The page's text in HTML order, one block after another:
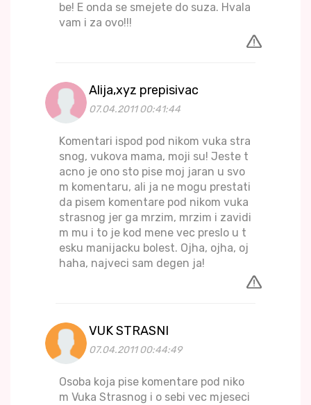
be! E onda se smejete do suza. Hvala
vam i za ovo!!!
Alija,xyz prepisivac
07.04.2011 00:41:44
Komentari ispod pod nikom vuka stra
snog, vukova mama, moji su! Jeste t
acno je ono sto pise moj jaran u svo
m komentaru, ali ja ne mogu prestati
da pisem komentare pod nikom vuka
strasnog jer ga mrzim, mrzim i zavidi
m mu i to je kod mene vec preslo u t
esku manijacku bolest. Ojha, ojha, oj
haha, najveci sam degen ja!
VUK STRASNI
07.04.2011 00:44:49
Osoba koja pise komentare pod niko
m Vuka Strasnog i o sebi vec mjeseci